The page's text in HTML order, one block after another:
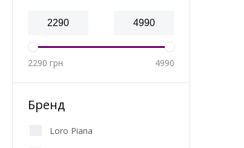
2290 грн 4990
Бренд
Loro Piana